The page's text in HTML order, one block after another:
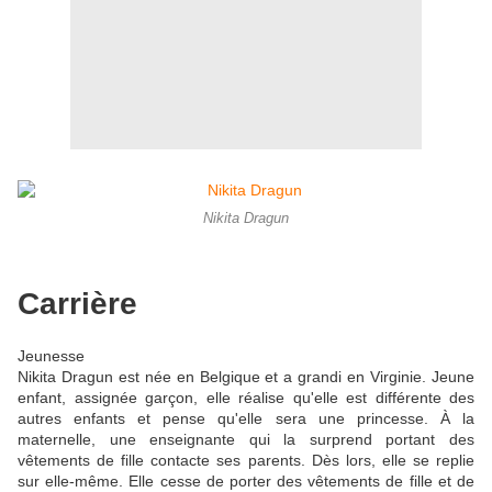
Nikita Dragun
Carrière
Jeunesse
Nikita Dragun est née en Belgique et a grandi en Virginie. Jeune
enfant, assignée garçon, elle réalise qu'elle est différente des
autres enfants et pense qu'elle sera une princesse. À la
maternelle, une enseignante qui la surprend portant des
vêtements de fille contacte ses parents. Dès lors, elle se replie
sur elle-même. Elle cesse de porter des vêtements de fille et de